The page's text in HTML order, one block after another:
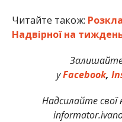
Читайте також:
Надвірної на
уFacebook,
Надсилайте